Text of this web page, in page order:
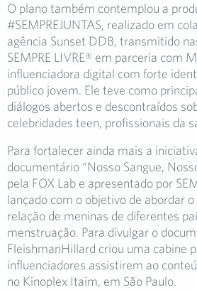
O plano também contemplou a
#SEMPREJUNTAS, realizado em
agência Sunset DDB, transmitido
SEMPRE LIVRE® em parceria com
influenciadora digital com forte
público jovem. Ele teve como
diálogos abertos e descontraídos
celebridades teen, profissionais da
Para fortalecer ainda mais a
documentário “Nosso Sangue,
pela FOX Lab e apresentado por
lançado com o objetivo de abordar
relação de meninas de diferentes
menstruação. Para divulgar o
FleishmanHillard criou uma cabine
influenciadores assistirem ao
no Kinoplex Itaim, em São Paulo.